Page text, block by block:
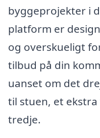
byggeprojekter i
platform er
og overskueligt
tilbud på din
uanset om det
til stuen, et
tredje.